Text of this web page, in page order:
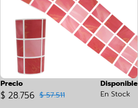
Precio
$ 28.756 $ 57.511
Disponible
En Stock